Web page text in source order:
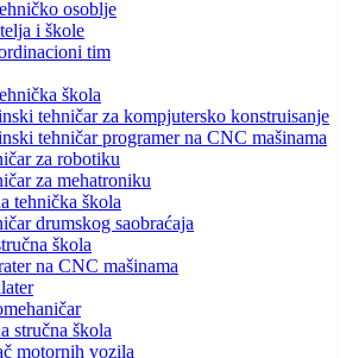
osoblje
i škole
tim
škola
tehničar za kompjutersko konstruisanje
tehničar programer na CNC mašinama
za robotiku
za mehatroniku
tehnička škola
drumskog saobraćaja
škola
na CNC mašinama
stručna škola
motornih vozila